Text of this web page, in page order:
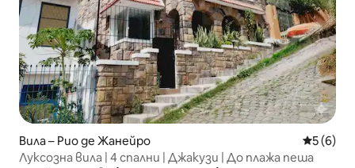
Вила – Рио де Жанейро Средна
5 (6)
Луксозна вила | 4 спални | Джакузи | До плажа пеша